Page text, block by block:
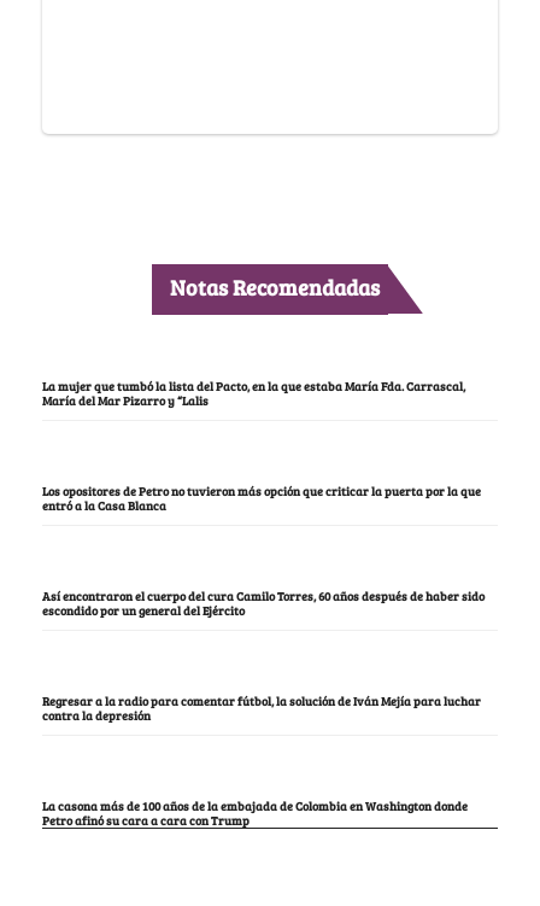
Notas Recomendadas
La mujer que tumbó la lista del Pacto, en la que estaba María Fda. Carrascal,
María del Mar Pizarro y “Lalis
Los opositores de Petro no tuvieron más opción que criticar la puerta por la que
entró a la Casa Blanca
Así encontraron el cuerpo del cura Camilo Torres, 60 años después de haber sido
escondido por un general del Ejército
Regresar a la radio para comentar fútbol, la solución de Iván Mejía para luchar
contra la depresión
La casona más de 100 años de la embajada de Colombia en Washington donde
Petro afinó su cara a cara con Trump